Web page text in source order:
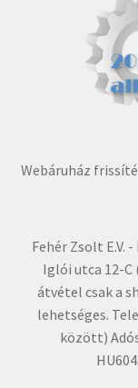
Webáruház
Fehér Zsolt E.V.
Iglói utca 12-
átvétel csak a
lehetséges.
között)